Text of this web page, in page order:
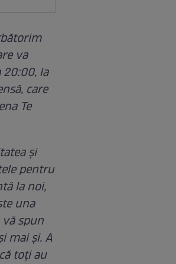
va
la
care
Te
şi
pentru
la noi,
una
spun
mai şi. A
toţi au